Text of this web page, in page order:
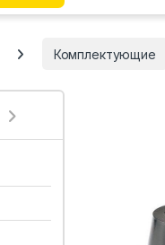
Комплектующие